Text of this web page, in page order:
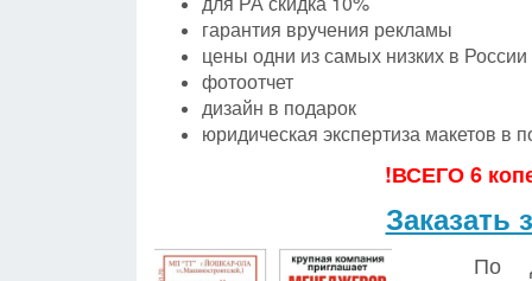
гарантия вручения рекламы
цены одни из самых низких в России
фотоотчет
дизайн в подарок
юридическая экспертиза макетов в
!ВСЕГО 6
Заказать
По